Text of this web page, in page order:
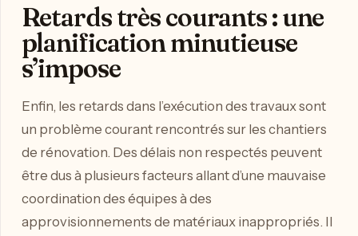
Retards très courants : une
planification minutieuse
s’impose
Enfin, les retards dans l’exécution des travaux sont
un problème courant rencontrés sur les chantiers
de rénovation. Des délais non respectés peuvent
être dus à plusieurs facteurs allant d’une mauvaise
coordination des équipes à des
approvisionnements de matériaux inappropriés. Il